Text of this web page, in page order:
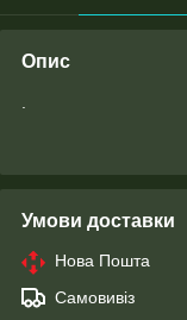
Опис
Умови доставки
Нова Пошта
Самовивіз